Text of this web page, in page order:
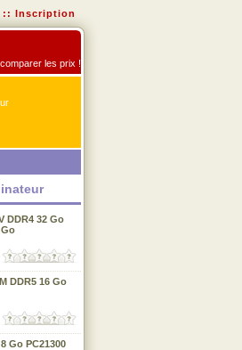
:: Inscription
les prix !
DDR4 32 Go
Go
DDR5 16 Go
Go PC21300